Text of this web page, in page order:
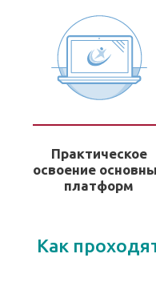
Практическое
освоение
платформ
Как